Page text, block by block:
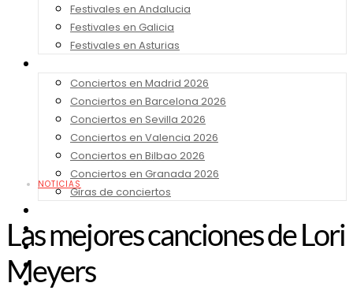
Festivales en Andalucia
Festivales en Galicia
Festivales en Asturias
Conciertos en Madrid 2026
Conciertos en Barcelona 2026
Conciertos en Sevilla 2026
Conciertos en Valencia 2026
Conciertos en Bilbao 2026
Conciertos en Granada 2026
Giras de conciertos
Bandas Sonoras
Series y Tv
Cine
Contacto
NOTICIAS
Las mejores canciones de Lori
Meyers